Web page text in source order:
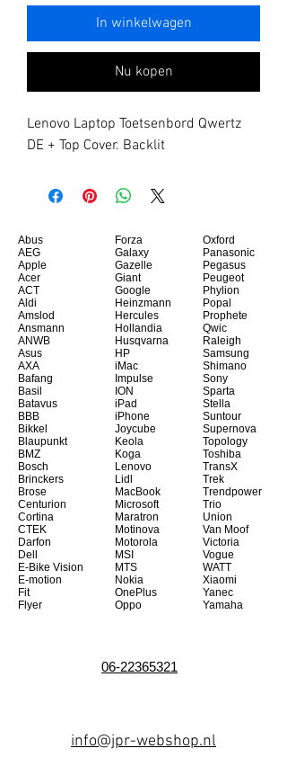
In winkelwagen
Nu kopen
Lenovo Laptop Toetsenbord Qwertz
DE + Top Cover. Backlit
Abus
AEG
Apple
Acer
ACT
Aldi
Amslod
Ansmann
ANWB
Asus
AXA
Bafang
Basil
Batavus
BBB
Bikkel
Blaupunkt
BMZ
Bosch
Brinckers
Brose
Centurion
Cortina
CTEK
Darfon
Dell
E-Bike Vision
E-motion
Fit
Flyer
Forza
Galaxy
Gazelle
Giant
Google
Heinzmann
Hercules
Hollandia
Husqvarna
HP
iMac
Impulse
ION
iPad
iPhone
Joycube
Keola
Koga
Lenovo
Lidl
MacBook
Microsoft
Maratron
Motinova
Motorola
MSI
MTS
Nokia
OnePlus
Oppo
Oxford
Panasonic
Pegasus
Peugeot
Phylion
Popal
Prophete
Qwic
Raleigh
Samsung
Shimano
Sony
Sparta
Stella
Suntour
Supernova
Topology
Toshiba
TransX
Trek
Trendpower
Trio
Union
Van Moof
Victoria
Vogue
WATT
Xiaomi
Yanec
Yamaha
06-22365321
info@jpr-webshop.nl